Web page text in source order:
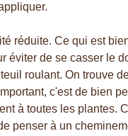
réduite. Ce qui est
éviter de se casser le
roulant. On trouve
c'est de bien
à toutes les plantes.
penser à un